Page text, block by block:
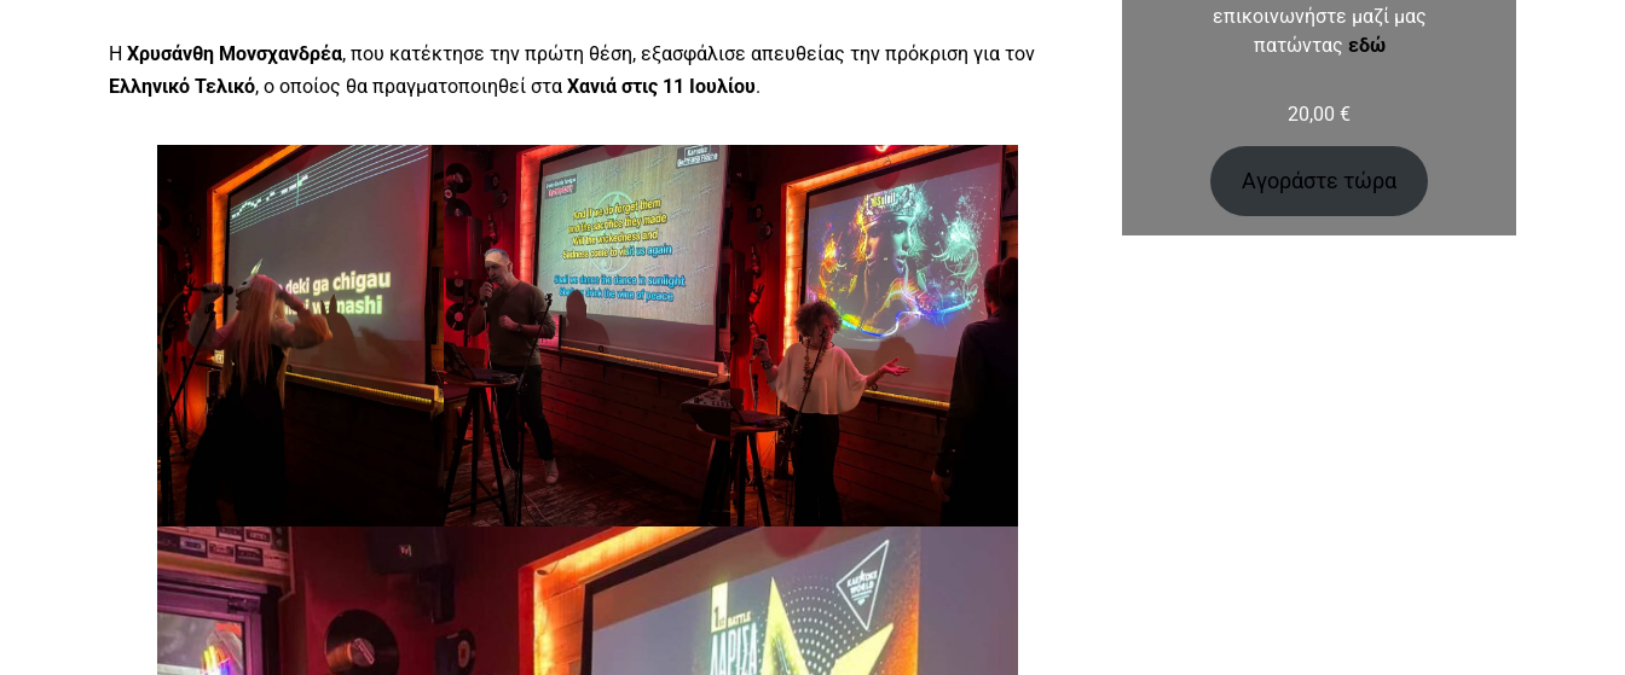
Η Χρυσάνθη Μονσχανδρέα, που κατέκτησε την πρώτη θέση, εξασφάλισε απευθείας την πρόκριση για τον
Ελληνικό Τελικό, ο οποίος θα πραγματοποιηθεί στα Χανιά στις 11 Ιουλίου.
επικοινωνήστε μαζί μας
πατώντας εδώ
20,00€
Αγοράστε τώρα